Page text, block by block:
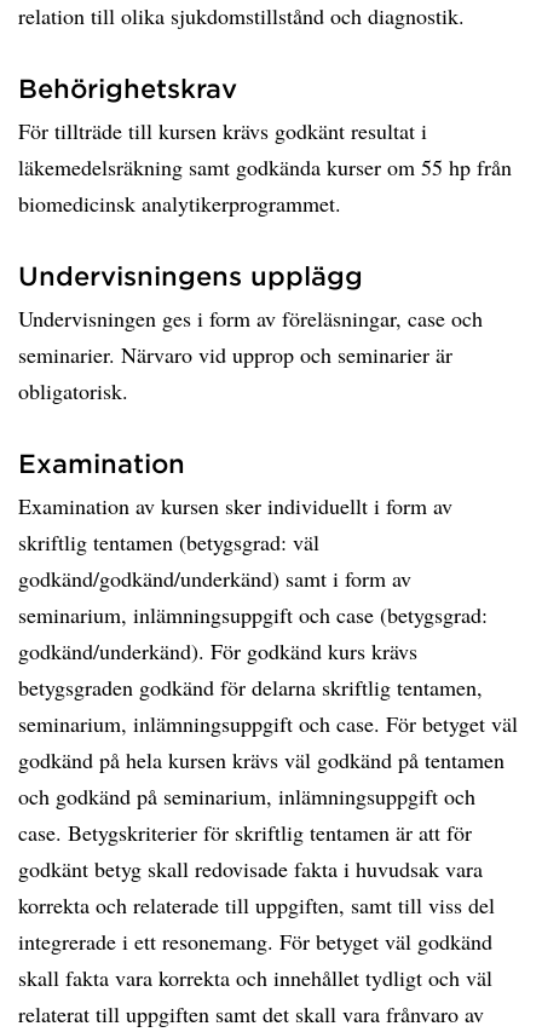
relation till olika sjukdomstillstånd och diagnostik.
Behörighetskrav
För tillträde till kursen krävs godkänt resultat i
läkemedelsräkning samt godkända kurser om 55 hp från
biomedicinsk analytikerprogrammet.
Undervisningens upplägg
Undervisningen ges i form av föreläsningar, case och
seminarier. Närvaro vid upprop och seminarier är
obligatorisk.
Examination
Examination av kursen sker individuellt i form av
skriftlig tentamen (betygsgrad: väl
godkänd/godkänd/underkänd) samt i form av
seminarium, inlämningsuppgift och case (betygsgrad:
godkänd/underkänd). För godkänd kurs krävs
betygsgraden godkänd för delarna skriftlig tentamen,
seminarium, inlämningsuppgift och case. För betyget väl
godkänd på hela kursen krävs väl godkänd på tentamen
och godkänd på seminarium, inlämningsuppgift och
case. Betygskriterier för skriftlig tentamen är att för
godkänt betyg skall redovisade fakta i huvudsak vara
korrekta och relaterade till uppgiften, samt till viss del
integrerade i ett resonemang. För betyget väl godkänd
skall fakta vara korrekta och innehållet tydligt och väl
relaterat till uppgiften samt det skall vara frånvaro av